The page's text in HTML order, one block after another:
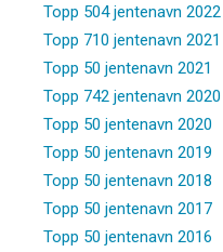
Topp 504 jentenavn 2022
Topp 710 jentenavn 2021
Topp 50 jentenavn 2021
Topp 742 jentenavn 2020
Topp 50 jentenavn 2020
Topp 50 jentenavn 2019
Topp 50 jentenavn 2018
Topp 50 jentenavn 2017
Topp 50 jentenavn 2016